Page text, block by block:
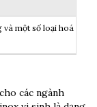
và một số loại hoá chất
các ngành